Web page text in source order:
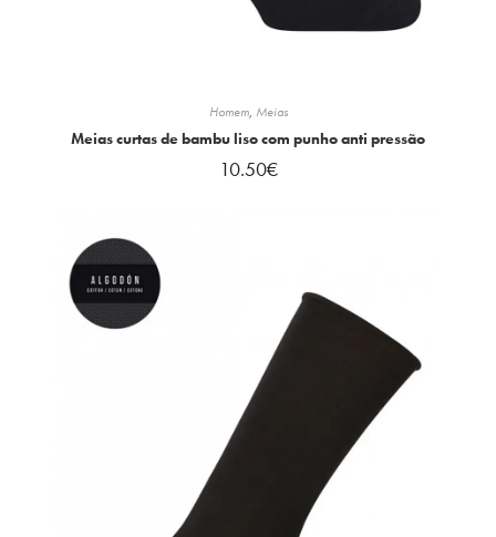
Homem, Meias
Meias curtas de bambu liso com punho anti pressão
10.50€